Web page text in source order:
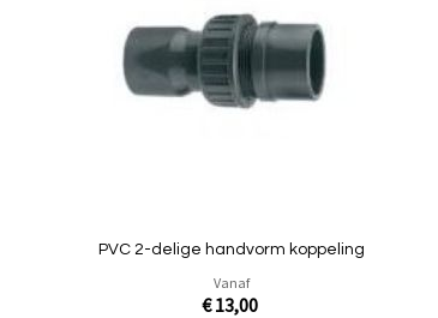
PVC 2-delige handvorm koppeling
Vanaf
€ 13,00